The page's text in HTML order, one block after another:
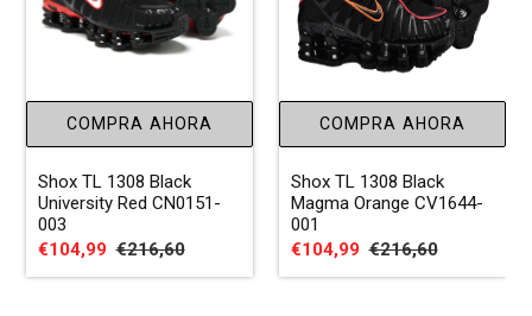
COMPRA AHORA
Shox TL 1308 Black
University Red CN0151-
003
Precio
de
€104,99 Precio
habitual
€216,60
COMPRA AHORA
Shox TL 1308 Black
Magma Orange CV1644-
001
Precio
de
€104,99 Precio
habitual
€216,60